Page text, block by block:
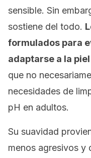
sensible. Sin
sostiene del todo.
formulados para
adaptarse a la
que no
necesidades de
pH en adultos.
Su suavidad
menos agresivos y